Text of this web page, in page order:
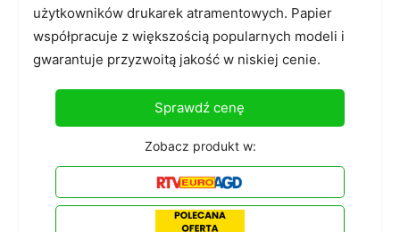
użytkowników drukarek atramentowych. Papier
współpracuje z większością popularnych modeli i
gwarantuje przyzwoitą jakość w niskiej cenie.
Sprawdź cenę
Zobacz produkt w: